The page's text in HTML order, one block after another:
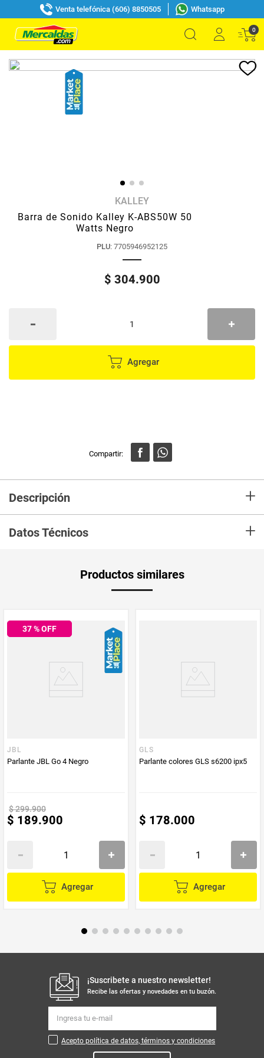
Venta telefónica (606) 8850505 Whatsapp
0
KALLEY
Barra de Sonido Kalley K-ABS50W 50
Watts Negro
PLU: 7705946952125
$ 304.900
Agregar
Descripción +
Conectividad:
Datos Técnicos +
entrega
Mastronics
Productos similares
37% OFF
JBL
Parlante JBL Go 4 Negro
$299.900
$ 189.900
Agregar
GLS
Parlante colores GLS s6200 ipx5
$ 178.000
Agregar
¡Suscribete a nuestro newsletter!
Recibe las ofertas y novedades en tu buzón.
Acepto política de datos, términos y condiciones